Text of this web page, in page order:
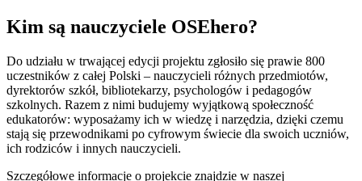
Kim są nauczyciele OSEhero?
Do udziału w trwającej edycji projektu zgłosiło się prawie 800
uczestników z całej Polski – nauczycieli różnych przedmiotów,
dyrektorów szkół, bibliotekarzy, psychologów i pedagogów
szkolnych. Razem z nimi budujemy wyjątkową społeczność
edukatorów: wyposażamy ich w wiedzę i narzędzia, dzięki czemu
stają się przewodnikami po cyfrowym świecie dla swoich uczniów,
ich rodziców i innych nauczycieli.
Szczegółowe informacje o projekcie znajdzie w naszej